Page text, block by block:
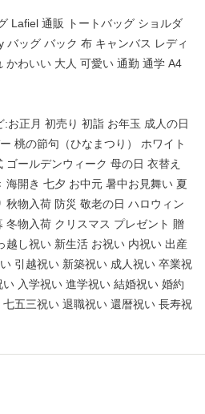
Lafiel 通販 トートバッグ ショルダ
バッグ バック 布 キャンバス レディ
かわいい 大人 可愛い 通勤 通学 A4
お正月 初売り 初詣 お年玉 成人の日
桃の節句（ひなまつり） ホワイト
ールデンウィーク 母の日 衣替え
海開き 七夕 お中元 暑中お見舞い 夏
秋物入荷 防災 敬老の日 ハロウィン
冬物入荷 クリスマス プレゼント 贈
越し祝い 新生活 お祝い 内祝い 出産
引越祝い 新築祝い 成人祝い 卒業祝
入学祝い 進学祝い 結婚祝い 婚約
五三祝い 退職祝い 還暦祝い 長寿祝